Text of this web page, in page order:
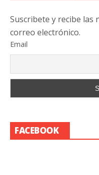
Suscribete y recibe las
correo electrónico.
Email
FACEBOOK